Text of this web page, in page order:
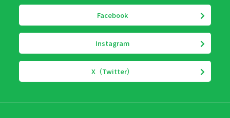
Facebook
Instagram
X（Twitter）